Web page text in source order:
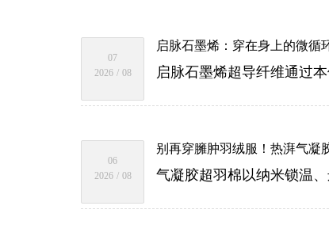
07
2026 / 08
启脉石墨烯：穿在身上的微循
06
2026 / 08
别再穿臃肿羽绒服！热湃气凝